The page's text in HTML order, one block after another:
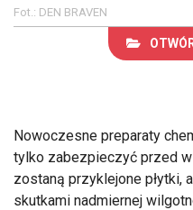
Fot.: DEN BRAVEN
Nowoczesne preparaty
tylko zabezpieczyć przed
zostaną przyklejone płytki,
skutkami nadmiernej